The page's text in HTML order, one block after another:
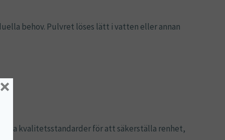
behov. Pulvret löses lätt i vatten eller annan
kvalitetsstandarder för att säkerställa renhet,
×